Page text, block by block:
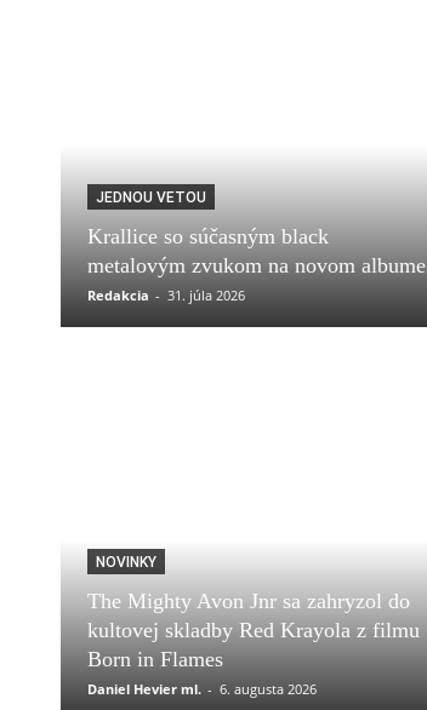
JEDNOU VETOU
Krallice so súčasným black
metalovým zvukom na novom albume
Redakcia - 31. júla 2026
NOVINKY
The Mighty Avon Jnr sa zahryzol do
kultovej skladby Red Krayola z filmu
Born in Flames
Daniel Hevier ml. - 6. augusta 2026